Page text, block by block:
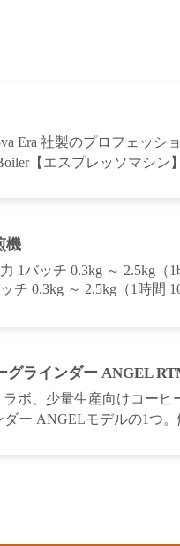
Era 社製のプロフェッ
【エスプレッソマシン
機
1バッチ 0.3kg ～ 2.5kg（
チ 0.3kg ～ 2.5kg（1時間
ラインダー ANGEL
ボ、少量生産向けコーヒ
ー ANGELモデルの1つ